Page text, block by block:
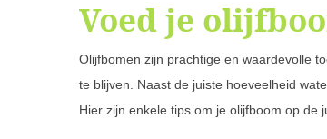
Voed je
Olijfbomen zijn prachtige en waardevolle
te blijven. Naast de juiste hoeveelheid
Hier zijn enkele tips om je olijfboom op de